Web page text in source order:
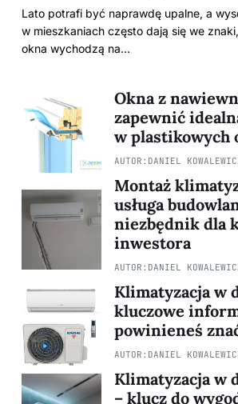
Lato potrafi być naprawdę upalne, a
w mieszkaniach często dają się we
okna wychodzą na…
Okna z
zapewnić
w plastikowych
AUTOR: DANIEL
Montaż
usługa
niezbędnik dla
inwestora
AUTOR: DANIEL
Klimatyzacja w
kluczowe
powinieneś
AUTOR: DANIEL
Klimatyzacja w
– klucz do